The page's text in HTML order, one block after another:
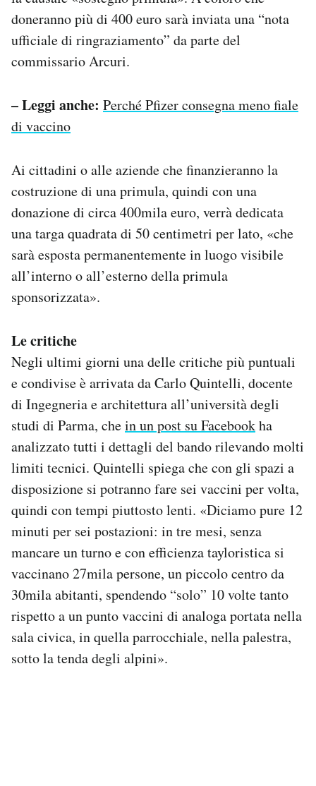
doneranno più di 400 euro sarà inviata una “nota
ufficiale di ringraziamento” da parte del
commissario Arcuri.
– Leggi anche: Perché Pfizer consegna meno fiale
di vaccino
Ai cittadini o alle aziende che finanzieranno la
costruzione di una primula, quindi con una
donazione di circa 400mila euro, verrà dedicata
una targa quadrata di 50 centimetri per lato, «che
sarà esposta permanentemente in luogo visibile
all’interno o all’esterno della primula
sponsorizzata».
Le critiche
Negli ultimi giorni una delle critiche più puntuali
e condivise è arrivata da Carlo Quintelli, docente
di Ingegneria e architettura all’università degli
studi di Parma, chein un post su Facebookha
analizzato tutti i dettagli del bando rilevando molti
limiti tecnici. Quintelli spiega che con gli spazi a
disposizione si potranno fare sei vaccini per volta,
quindi con tempi piuttosto lenti. «Diciamo pure 12
minuti per sei postazioni: in tre mesi, senza
mancare un turno e con efficienza tayloristica si
vaccinano 27mila persone, un piccolo centro da
30mila abitanti, spendendo “solo” 10 volte tanto
rispetto a un punto vaccini di analoga portata nella
sala civica, in quella parrocchiale, nella palestra,
sotto la tenda degli alpini».